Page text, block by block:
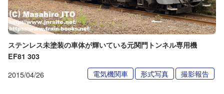
ステンレス未塗装の車体が輝いている元関門トンネル専用機
EF81 303
2015/04/26 電気機関車 形式写真 撮影報告